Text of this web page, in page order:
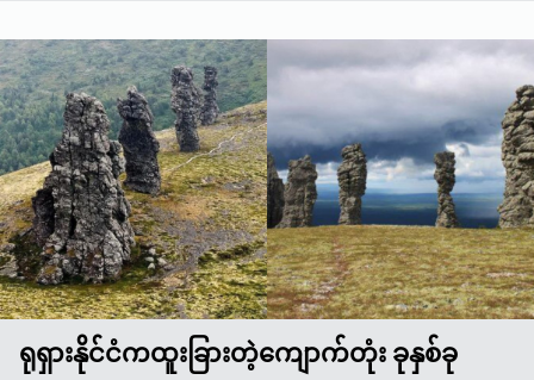
ရုရှားနိုင်ငံကထူးခြားတဲ့ကျောက်တုံး ခုနှစ်ခု